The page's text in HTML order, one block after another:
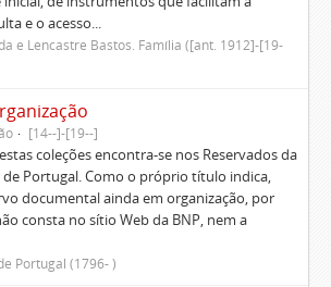
e o acesso...
e Lencastre Bastos. Família ([ant. 1912]-[19-
[14--]-[19--]
coleções encontra-se nos Reservados da
de Portugal. Como o próprio título indica,
documental ainda em organização, por
consta no sítio Web da BNP, nem a
Portugal (1796- )